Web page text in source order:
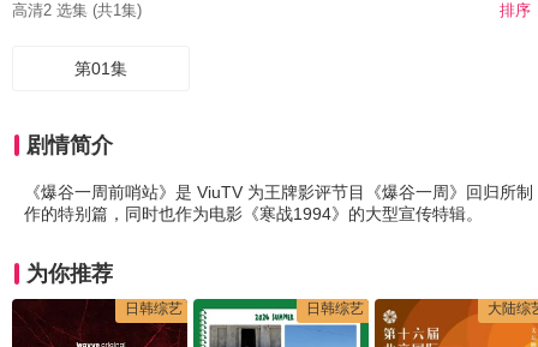
高清2 选集 (共1集) 排序
第01集
剧情简介
《爆谷一周前哨站》是 ViuTV 为王牌影评节目《爆谷一周》回归所制
作的特别篇，同时也作为电影《寒战1994》的大型宣传特辑。
为你推荐
日韩综艺 日韩综艺 大陆综